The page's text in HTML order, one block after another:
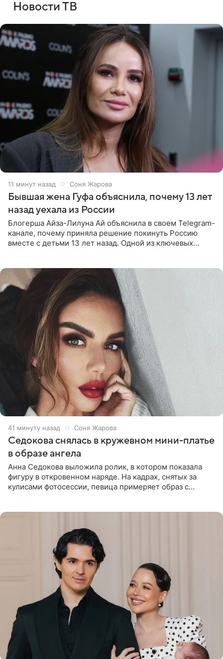
Новости ТВ
11 минут назад Соня Жарова
Бывшая жена Гуфа объяснила, почему 13 лет
назад уехала из России
Блогерша Айза-Лилуна Ай объяснила в своем Telegram-
канале, почему приняла решение покинуть Россию
вместе с детьми 13 лет назад. Одной из ключевых
41 минуту назад Соня Жарова
Седокова снялась в кружевном мини-платье
в образе ангела
Анна Седокова выложила ролик, в котором показала
фигуру в откровенном наряде. На кадрах, снятых за
кулисами фотосессии, певица примеряет образ с